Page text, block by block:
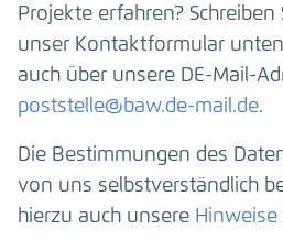
Projekte erfahren? Schreiben
unser Kontaktformular
auch über unsere DE-Mail-
poststelle@baw.de-mail.de.
Die Bestimmungen des
von uns selbstverständlich
hierzu auch unsere